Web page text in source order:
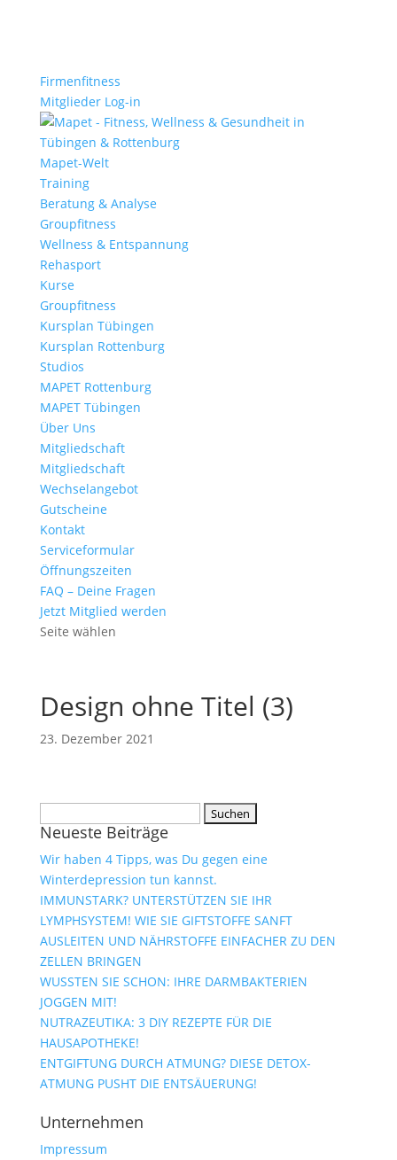
Firmenfitness
Mitglieder Log-in
Mapet-Welt
Training
Beratung & Analyse
Groupfitness
Wellness & Entspannung
Rehasport
Kurse
Groupfitness
Kursplan Tübingen
Kursplan Rottenburg
Studios
MAPET Rottenburg
MAPET Tübingen
Über Uns
Mitgliedschaft
Mitgliedschaft
Wechselangebot
Gutscheine
Kontakt
Serviceformular
Öffnungszeiten
FAQ – Deine Fragen
Jetzt Mitglied werden
Seite wählen
Design ohne Titel (3)
23. Dezember 2021
nach:
Neueste Beiträge
Wir haben 4 Tipps, was Du gegen eine
Winterdepression tun kannst.
IMMUNSTARK? UNTERSTÜTZEN SIE IHR
LYMPHSYSTEM! WIE SIE GIFTSTOFFE SANFT
AUSLEITEN UND NÄHRSTOFFE EINFACHER ZU DEN
ZELLEN BRINGEN
WUSSTEN SIE SCHON: IHRE DARMBAKTERIEN
JOGGEN MIT!
NUTRAZEUTIKA: 3 DIY REZEPTE FÜR DIE
HAUSAPOTHEKE!
ENTGIFTUNG DURCH ATMUNG? DIESE DETOX-
ATMUNG PUSHT DIE ENTSÄUERUNG!
Unternehmen
Impressum